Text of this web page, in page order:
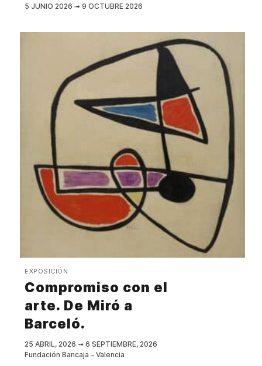
5 JUNIO 2026 ➟ 9 OCTUBRE 2026
EXPOSICIÓN
Compromiso con el
arte. De Miró a
Barceló.
25 ABRIL, 2026 ➟ 6 SEPTIEMBRE, 2026
Fundación Bancaja – Valencia